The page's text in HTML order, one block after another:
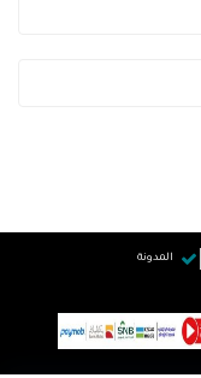
المدونة